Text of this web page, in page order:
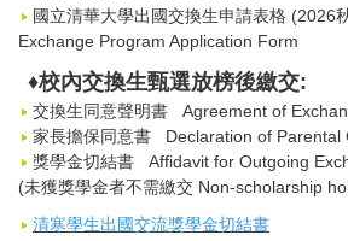
國立清華大學出國交換生申請表格 (2026
Exchange Program Application Form
♦校內交換生甄選放榜後繳交:
交換生同意聲明書
Agreement of
家長擔保同意書
Declaration of Parental
獎學金切結書 Affidavit for Outgoing
(未獲獎學金者不需繳交 Non-scholarship
清寒學生出國交流獎學金切結書